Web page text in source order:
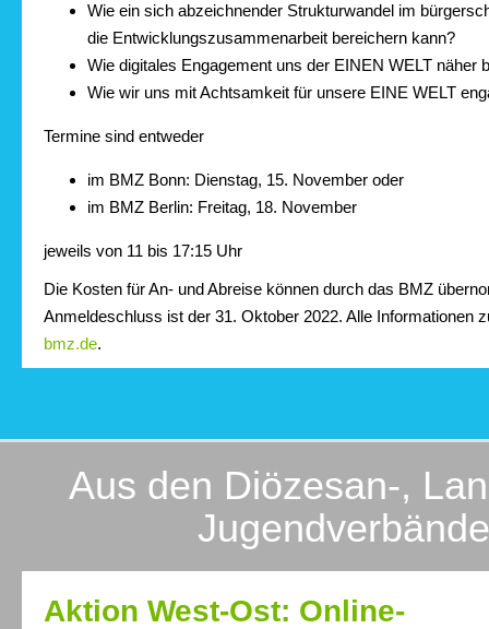
Wie ein sich abzeichnender Strukturwandel im
die Entwicklungszusammenarbeit bereichern kann?
Wie digitales Engagement uns der EINEN WELT näher
Wie wir uns mit Achtsamkeit für unsere EINE WELT
Termine sind entweder
im BMZ Bonn: Dienstag, 15. November oder
im BMZ Berlin: Freitag, 18. November
jeweils von 11 bis 17:15 Uhr
Die Kosten für An- und Abreise können durch das BMZ
Anmeldeschluss ist der 31. Oktober 2022. Alle Informationen
bmz.de.
Aus den Diözesan-,
Aktion West-Ost: Online-